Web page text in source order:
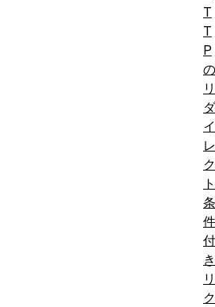
T
T
P
の
リ
ダ
イ
レ
ク
ト
条
件
付
き
リ
ク